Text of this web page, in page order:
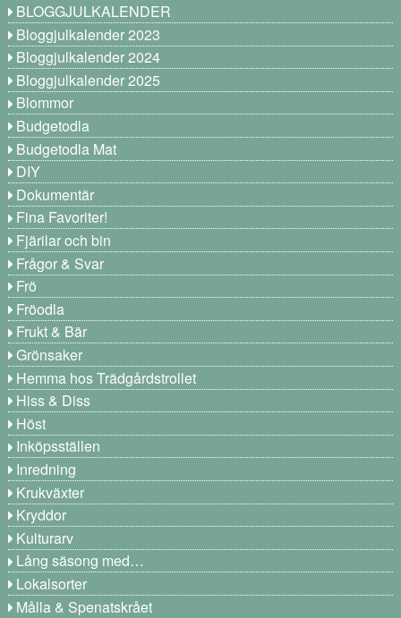
BLOGGJULKALENDER
Bloggjulkalender 2023
Bloggjulkalender 2024
Bloggjulkalender 2025
Blommor
Budgetodla
Budgetodla Mat
DIY
Dokumentär
Fina Favoriter!
Fjärilar och bin
Frågor & Svar
Frö
Fröodla
Frukt & Bär
Grönsaker
Hemma hos Trädgårdstrollet
Hiss & Diss
Höst
Inköpsställen
Inredning
Krukväxter
Kryddor
Kulturarv
Lång säsong med…
Lokalsorter
Målla & Spenatskrået